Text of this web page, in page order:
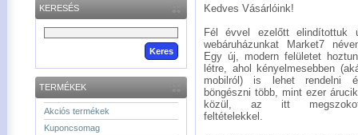
KERESÉS
TERMÉKEK
Akciós termékek
Kuponcsomag
Kedves Vásárlóink!
Fél évvel ezelőtt elindítottuk
webáruházunkat Market7
Egy új, modern felületet
létre, ahol kényelmesebben
mobilról) is lehet rendelni
böngészni több, mint ezer
közül, az itt
feltételekkel.